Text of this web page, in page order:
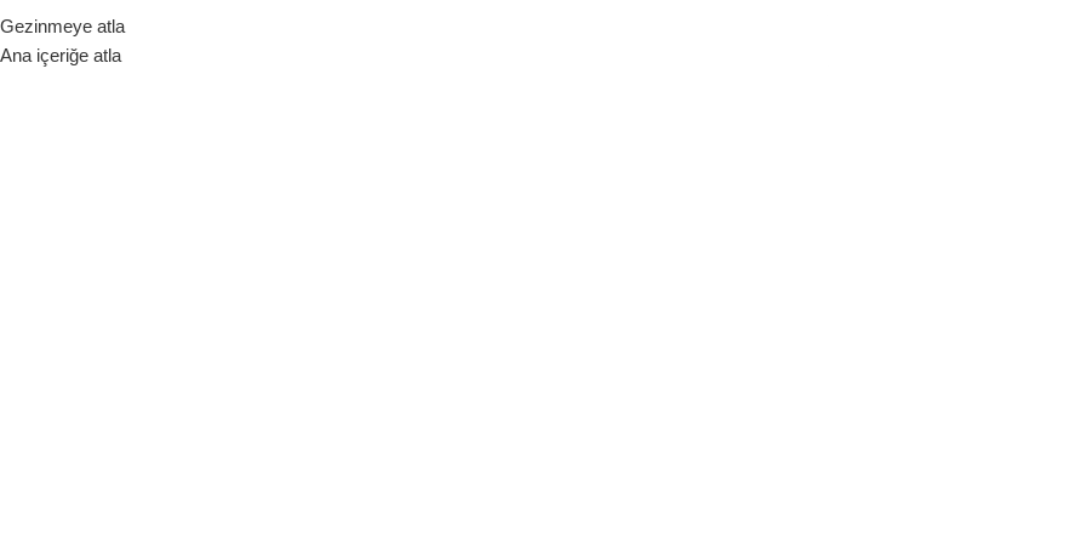
Gezinmeye atla
Ana içeriğe atla